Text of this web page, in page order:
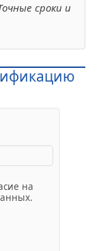
сроки и
на